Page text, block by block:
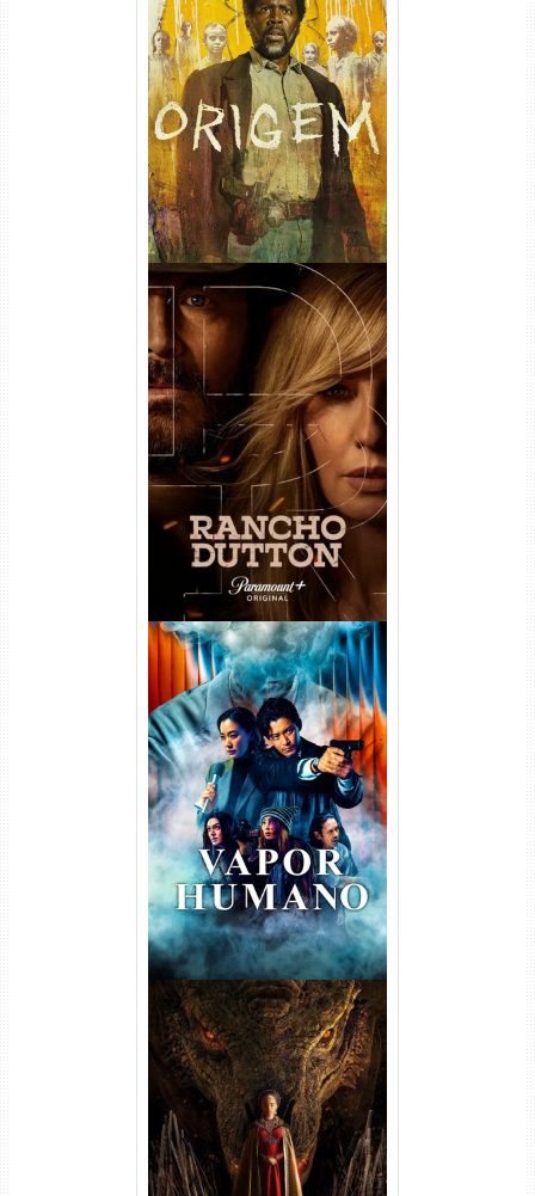
Origem 4ª Temporada Torrent
(2026) WEB-DL 1080p/4K
Dual Áudio
Rancho Dutton 1ª
Temporada Torrent (2026)
WEB-DL 1080p Dual Áudio
Vapor Humano 1ª Temporada
Torrent (2026) WEB-DL 1080p
Dual Áudio
A Casa do Dragão 1ª
Temporada Torrent (2022)
WEB-DL 720p/1080p Dual
Áudio